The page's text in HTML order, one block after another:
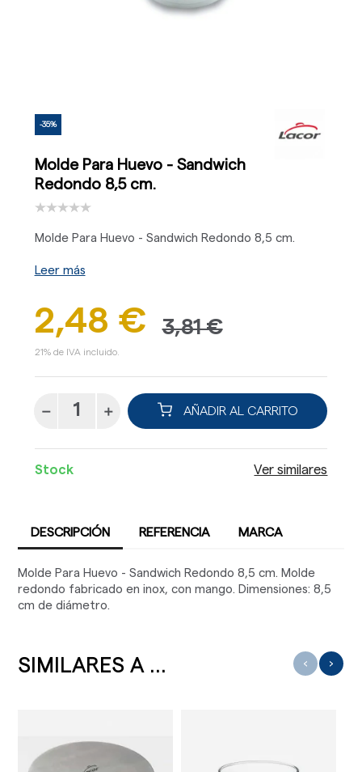
-35%
Molde Para Huevo - Sandwich
Redondo 8,5 cm.
Molde Para Huevo - Sandwich Redondo 8,5 cm.
Leer más
2,48 € 3,81 €
21% de IVA incluido.
AÑADIR AL CARRITO
Stock Ver similares
DESCRIPCIÓN REFERENCIA MARCA
Molde Para Huevo - Sandwich Redondo 8,5 cm. Molde
redondo fabricado en inox, con mango. Dimensiones: 8,5
cm de diámetro.
SIMILARES A ... ‹ ›